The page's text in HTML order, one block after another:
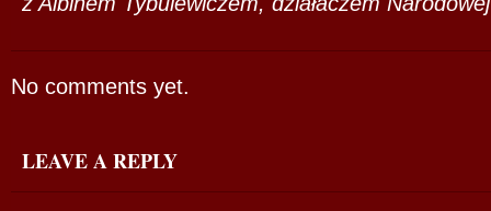
No comments yet.
LEAVE A REPLY